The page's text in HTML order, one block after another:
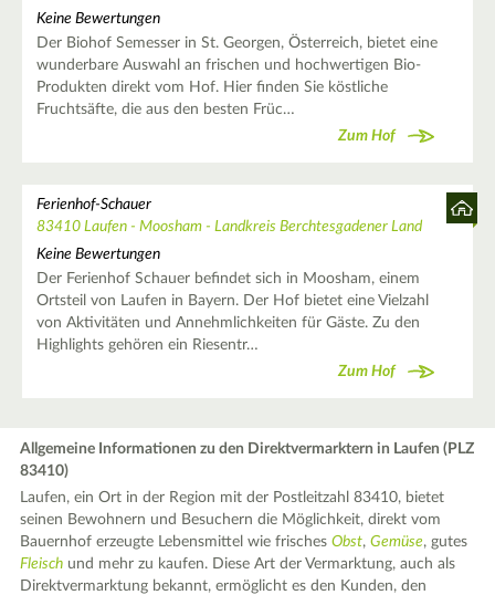
Keine Bewertungen
Der Biohof Semesser in St. Georgen, Österreich, bietet eine
wunderbare Auswahl an frischen und hochwertigen Bio-
Produkten direkt vom Hof. Hier finden Sie köstliche
Fruchtsäfte, die aus den besten Früc…
Zum Hof
Ferienhof-Schauer
83410 Laufen - Moosham - Landkreis Berchtesgadener Land
Keine Bewertungen
Der Ferienhof Schauer befindet sich in Moosham, einem
Ortsteil von Laufen in Bayern. Der Hof bietet eine Vielzahl
von Aktivitäten und Annehmlichkeiten für Gäste. Zu den
Highlights gehören ein Riesentr…
Zum Hof
Allgemeine Informationen zu den Direktvermarktern in Laufen (PLZ
83410)
Laufen, ein Ort in der Region mit der Postleitzahl 83410, bietet
seinen Bewohnern und Besuchern die Möglichkeit, direkt vom
Bauernhof erzeugte Lebensmittel wie frischesObst,Gemüse, gutes
Fleisch und mehr zu kaufen. Diese Art der Vermarktung, auch als
Direktvermarktung bekannt, ermöglicht es den Kunden, den